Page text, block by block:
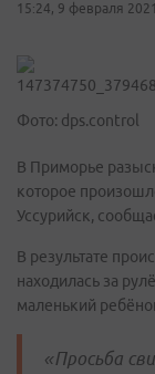
15:24, 9 февраля 2021
Фото: dps.control
В Приморье
которое
Уссурийск,
В результате
находилась за
маленький
«Просьба